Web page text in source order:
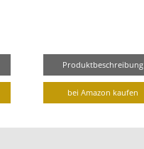
Produktbeschreibung
bei Amazon kaufen